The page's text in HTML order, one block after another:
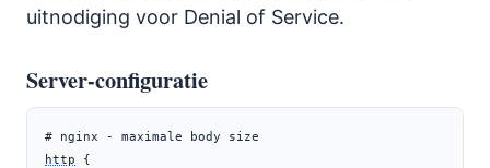
uitnodiging voor Denial of Service.
Server-configuratie
http {